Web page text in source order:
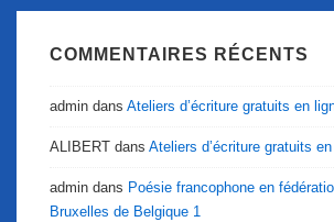
COMMENTAIRES RÉCENTS
admin dans Ateliers d’écriture gratuits en
ALIBERT dans Ateliers d’écriture gratuits
admin dans Poésie francophone en
Bruxelles de Belgique 1